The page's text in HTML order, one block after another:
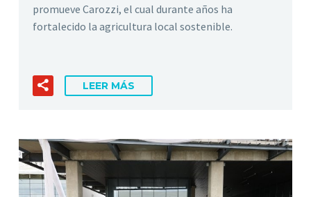
promueve Carozzi, el cual durante años ha
fortalecido la agricultura local sostenible.
LEER MÁS